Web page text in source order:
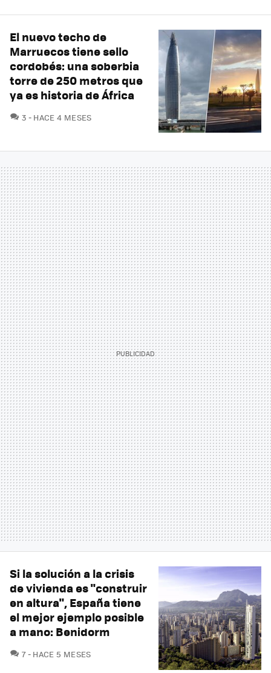
El nuevo techo de
Marruecos tiene sello
cordobés: una soberbia
torre de 250 metros que
ya es historia de África
3 COMENTARIOS
HACE 4 MESES
Si la solución a la crisis
de vivienda es "construir
en altura", España tiene
el mejor ejemplo posible
a mano: Benidorm
7COMENTARIOS
HACE 5 MESES